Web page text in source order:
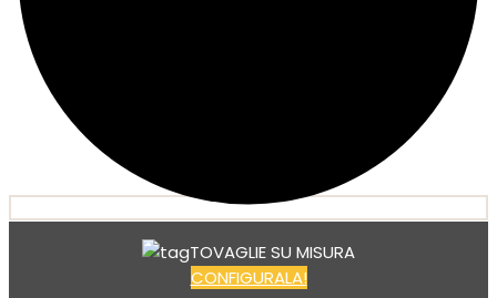
TOVAGLIE SU MISURA
CONFIGURALA!